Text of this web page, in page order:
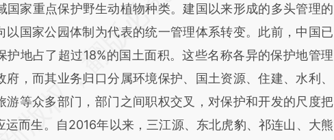
国家重点保护野生动植物种类。建国以来形成的多头管理的
以国家公园体制为代表的统一管理体系转变。此前，中国已
护地占了超过18%的国土面积。这些名称各异的保护地管理
府，而其业务归口分属环境保护、国土资源、住建、水利、
游等众多部门，部门之间职权交叉，对保护和开发的尺度把
运而生。自2016年以来，三江源、东北虎豹、祁连山、大熊